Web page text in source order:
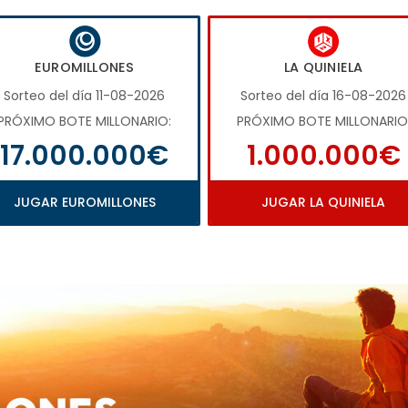
EUROMILLONES
Sorteo del día 11-08-2026
BOTE MILLONARIO:
17.000.000€
JUGAR EUROMILLONES
LA QUINIELA
Sorteo del día 16-08-2026
PRÓXIMO BOTE
1.000.000€
JUGAR LA QUINIELA